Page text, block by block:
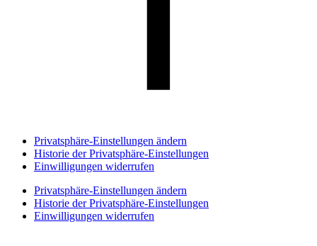
Privatsphäre-Einstellungen ändern
Historie der Privatsphäre-Einstellungen
Einwilligungen widerrufen
Privatsphäre-Einstellungen ändern
Historie der Privatsphäre-Einstellungen
Einwilligungen widerrufen